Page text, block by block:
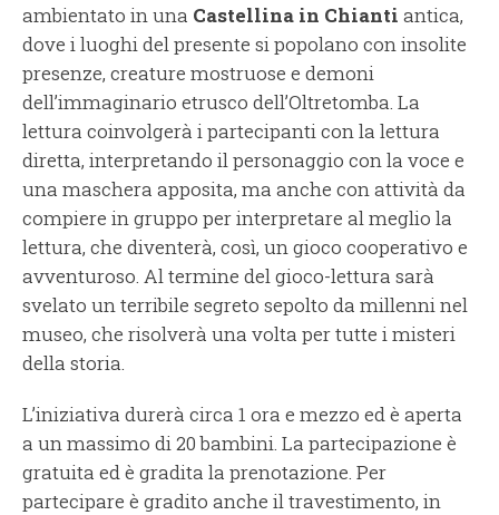
ambientato in una Castellina in Chianti antica,
dove i luoghi del presente si popolano con insolite
presenze, creature mostruose e demoni
dell’immaginario etrusco dell’Oltretomba. La
lettura coinvolgerà i partecipanti con la lettura
diretta, interpretando il personaggio con la voce e
una maschera apposita, ma anche con attività da
compiere in gruppo per interpretare al meglio la
lettura, che diventerà, così, un gioco cooperativo e
avventuroso. Al termine del gioco-lettura sarà
svelato un terribile segreto sepolto da millenni nel
museo, che risolverà una volta per tutte i misteri
della storia.
L’iniziativa durerà circa 1 ora e mezzo ed è aperta
a un massimo di 20 bambini. La partecipazione è
gratuita ed è gradita la prenotazione. Per
partecipare è gradito anche il travestimento, in